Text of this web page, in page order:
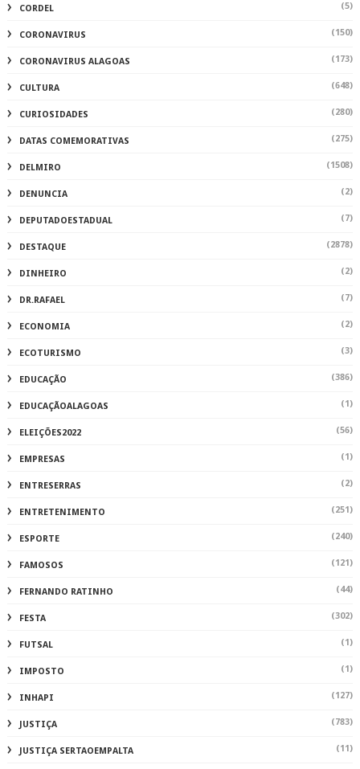
CORDEL (5)
CORONAVIRUS (150)
CORONAVIRUS ALAGOAS (173)
CULTURA (648)
CURIOSIDADES (280)
DATAS COMEMORATIVAS (275)
DELMIRO (1508)
DENUNCIA (2)
DEPUTADOESTADUAL (7)
DESTAQUE (2878)
DINHEIRO (2)
DR.RAFAEL (7)
ECONOMIA (2)
ECOTURISMO (3)
EDUCAÇÃO (386)
EDUCAÇÃOALAGOAS (1)
ELEIÇÕES2022 (56)
EMPRESAS (1)
ENTRESERRAS (2)
ENTRETENIMENTO (251)
ESPORTE (240)
FAMOSOS (121)
FERNANDO RATINHO (44)
FESTA (302)
FUTSAL (1)
IMPOSTO (1)
INHAPI (127)
JUSTIÇA (783)
JUSTIÇA SERTAOEMPALTA (11)